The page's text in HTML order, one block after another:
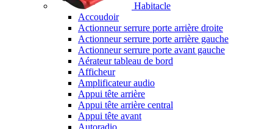
Habitacle
Accoudoir
Actionneur serrure porte arrière droite
Actionneur serrure porte arrière gauche
Actionneur serrure porte avant gauche
Aérateur tableau de bord
Afficheur
Amplificateur audio
Appui tête arrière
Appui tête arrière central
Appui tête avant
Autoradio